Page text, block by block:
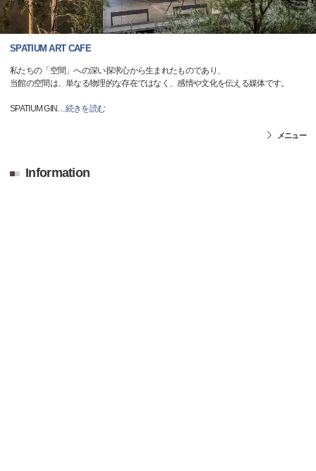
SPATIUM ART CAFE
私たちの「空間」への深い探求心から生まれたものであり、
当館の空間は、単なる物理的な存在ではなく、感情や文化を伝える媒体です。
SPATIUM GIN…続きを読む
メニュー
Information